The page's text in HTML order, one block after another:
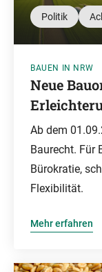
Politik
BAUEN IN NRW
Neue
Ab dem
Baurecht. Für
Bürokratie,
Flexibilität.
Mehr erfahren